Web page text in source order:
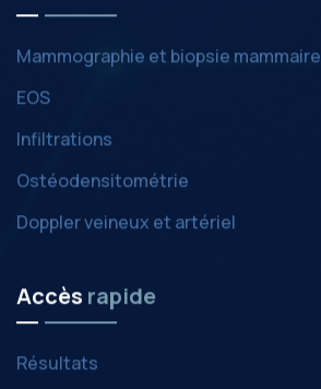
Mammographie et biopsie mammaire
EOS
Infiltrations
Ostéodensitométrie
Doppler veineux et artériel
Accès rapide
Résultats